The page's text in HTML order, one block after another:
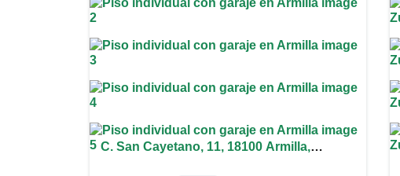
C. San Cayetano, 11, 18100 Armilla,